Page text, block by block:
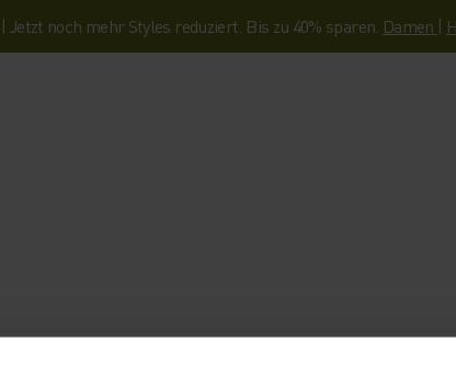
Jetzt noch mehr Styles reduziert. Bis zu 40% sparen. Damen |